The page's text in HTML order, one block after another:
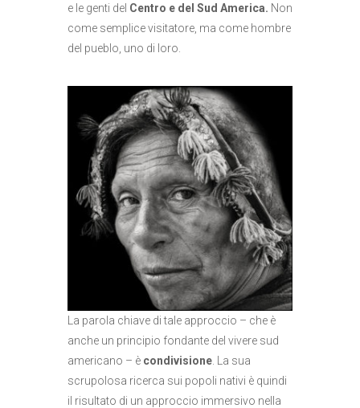
e le genti del Centro e del Sud America. Non
come semplice visitatore, ma come hombre
del pueblo, uno di loro.
La parola chiave di tale approccio – che è
anche un principio fondante del vivere sud
americano – è condivisione . La sua
scrupolosa ricerca sui popoli nativi è quindi
il risultato di un approccio immersivo nella